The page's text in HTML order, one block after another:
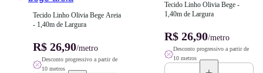
Tecido Linho Olivia Bege Areia
- 1,40m de Largura
R$ 26,90/metro
Desconto progressivo a partir de
10 metros
Tecido Linho Olivia Bege -
1,40m de Largura
R$ 26,90/metro
Desconto progressivo a partir de
10 metros